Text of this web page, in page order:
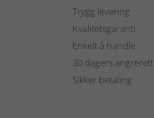
Trygg levering
Kvalitetsgaranti
Enkelt å handle
30 dagers angrerett
Sikker betaling